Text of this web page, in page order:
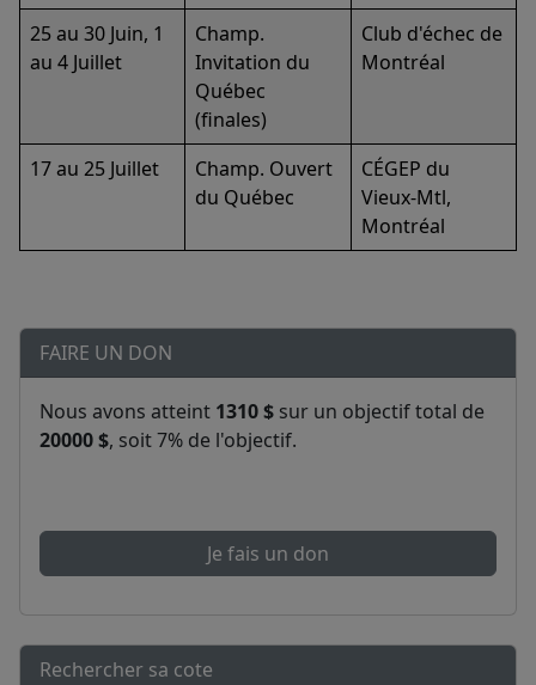
25 au 30 Juin, 1
au 4 Juillet
Champ.
Invitation du
Québec
(finales)
Club d'échec de
Montréal
17 au 25 Juillet
Champ. Ouvert
du Québec
CÉGEP du
Vieux-Mtl,
Montréal
FAIRE UN DON
Nous avons atteint 1310 $ sur un objectif total de
20000 $, soit 7% de l'objectif.
Je fais un don
Rechercher sa cote